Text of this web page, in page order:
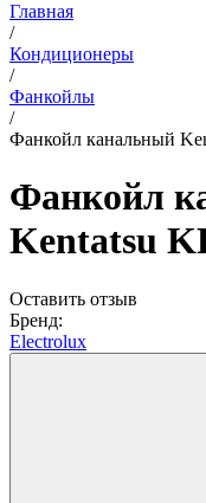
Главная
/
Кондиционеры
/
Фанкойлы
/
Фанкойл канальный
Фанкойл
Kentatsu
Оставить отзыв
Бренд:
Electrolux